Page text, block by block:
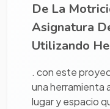
De La
Asignatura
Utilizando
. con este
una herramienta
lugar y espacio